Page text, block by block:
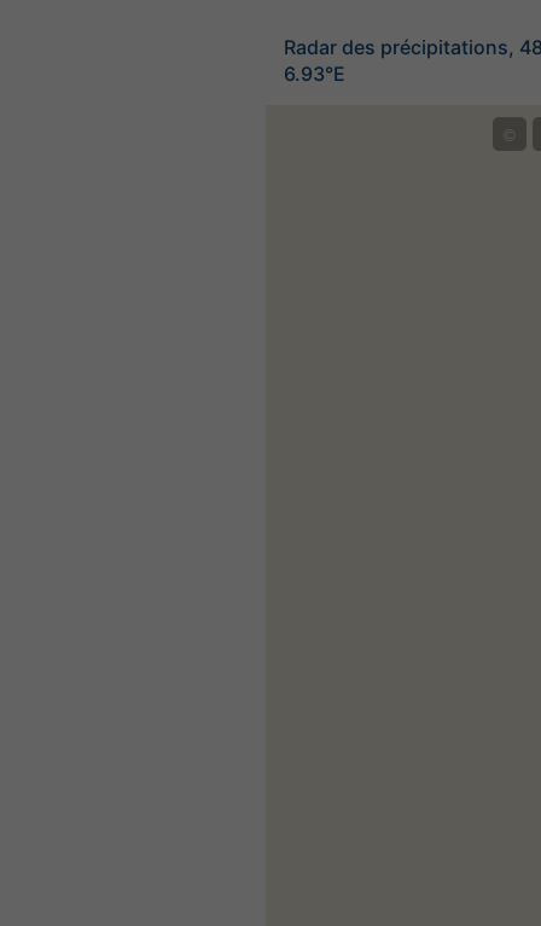
Radar des précipitations,
6.93°E
©